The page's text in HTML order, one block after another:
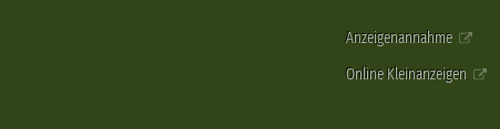
Anzeigenannahme
Online Kleinanzeigen